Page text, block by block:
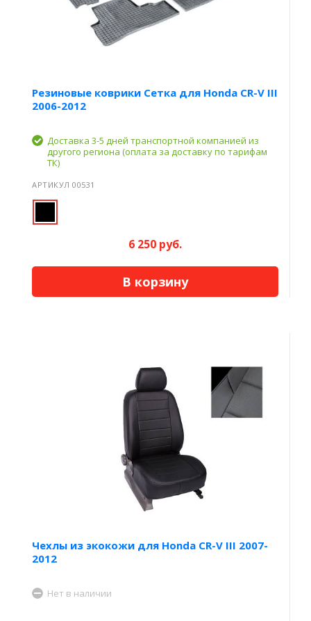
Резиновые коврики Сетка для Honda CR-V III
2006-2012
Доставка 3-5 дней транспортной компанией из
другого региона (оплата за доставку по тарифам
ТК)
АРТИКУЛ 00531
6 250 руб.
В корзину
Чехлы из экокожи для Honda CR-V III 2007-
2012
Нет в наличии